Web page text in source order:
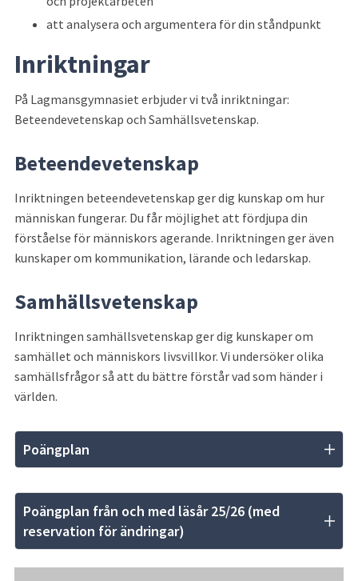
att analysera och argumentera för din ståndpunkt
Inriktningar
På Lagmansgymnasiet erbjuder vi två inriktningar:
Beteendevetenskap och Samhällsvetenskap.
Beteendevetenskap
Inriktningen beteendevetenskap ger dig kunskap om hur
människan fungerar. Du får möjlighet att fördjupa din
förståelse för människors agerande. Inriktningen ger även
kunskaper om kommunikation, lärande och ledarskap.
Samhällsvetenskap
Inriktningen samhällsvetenskap ger dig kunskaper om
samhället och människors livsvillkor. Vi undersöker olika
samhällsfrågor så att du bättre förstår vad som händer i
världen.
Poängplan
Poängplan från och med läsår 25/26 (med
reservation för ändringar)